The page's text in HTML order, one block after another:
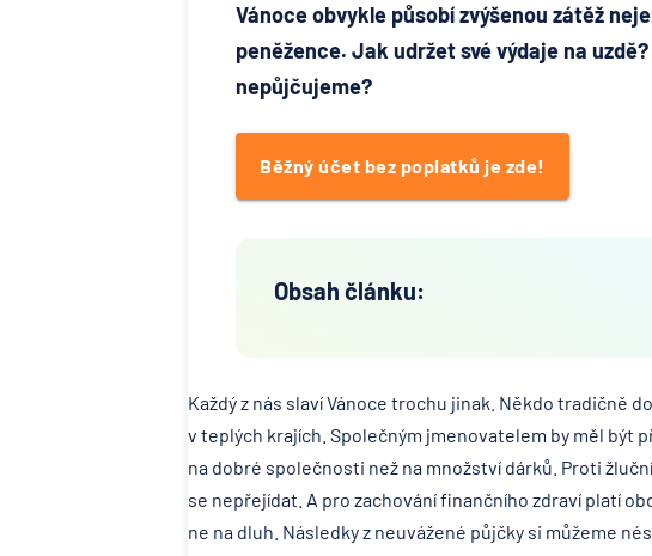
Vánoce obvykle působí zvýšenou zátěž
peněžence. Jak udržet své výdaje na
nepůjčujeme?
Běžný účet bez poplatků je zde!
Obsah článku:
Každý z nás slaví Vánoce trochu jinak. Někdo tradičně
v teplých krajích. Společným jmenovatelem by měl být
na dobré společnosti než na množství dárků. Proti
se nepřejídat. A pro zachování finančního zdraví platí
ne na dluh. Následky z neuvážené půjčky si můžeme